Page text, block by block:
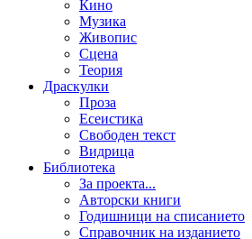
Кино
Музика
Живопис
Сцена
Теория
Драскулки
Проза
Есеистика
Свободен текст
Видрица
Библиотека
За проекта...
Авторски книги
Годишници на списанието
Справочник на изданието